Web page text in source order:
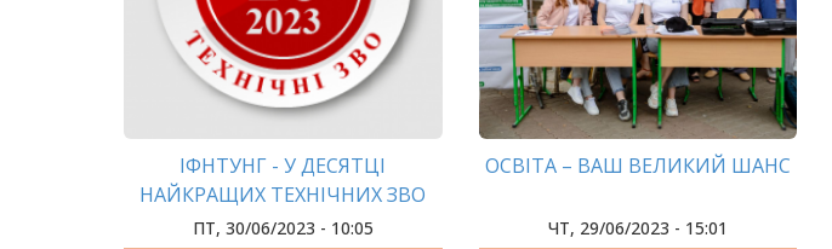
ІФНТУНГ - У ДЕСЯТЦІ
НАЙКРАЩИХ ТЕХНІЧНИХ ЗВО
УКРАЇНИ
ПТ, 30/06/2023 - 10:05
ОСВІТА – ВАШ ВЕЛИКИЙ ШАНС
ЧТ, 29/06/2023 - 15:01